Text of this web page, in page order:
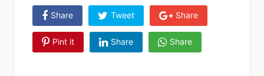
Share Tweet Share
Pint it Share Share